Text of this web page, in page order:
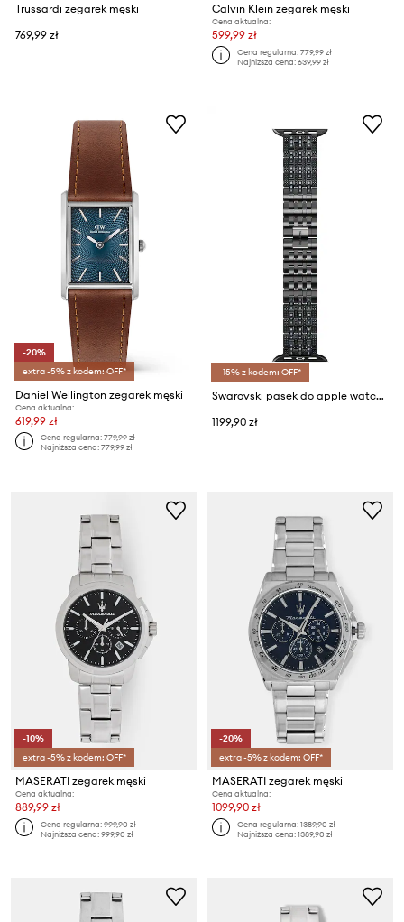
Trussardi zegarek męski
769,99 zł
Calvin Klein zegarek męski
Cena aktualna:
599,99 zł
Cena regularna:779,99 zł
Najniższa cena:639,99 zł
-20%
extra -5% z kodem: OFF*
Daniel Wellington zegarek męski
Cena aktualna:
619,99 zł
Cena regularna:779,99 zł
Najniższa cena:779,99 zł
-15% z kodem: OFF*
Swarovski pasek do apple watch 5678675 SPARKLING PRINCESS
1199,90 zł
-10%
extra -5% z kodem: OFF*
MASERATI zegarek męski
Cena aktualna:
889,99 zł
Cena regularna:999,90 zł
Najniższa cena:999,90 zł
-20%
extra -5% z kodem: OFF*
MASERATI zegarek męski
Cena aktualna:
1099,90 zł
Cena regularna:1389,90 zł
Najniższa cena:1389,90 zł